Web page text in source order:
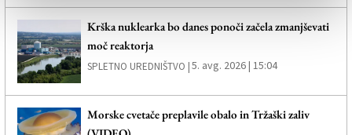
Krška nuklearka bo danes ponoči začela zmanjševati
moč reaktorja
SPLETNO UREDNIŠTVO |5. avg. 2026 | 15:04
Morske cvetače preplavile obalo in Tržaški zaliv